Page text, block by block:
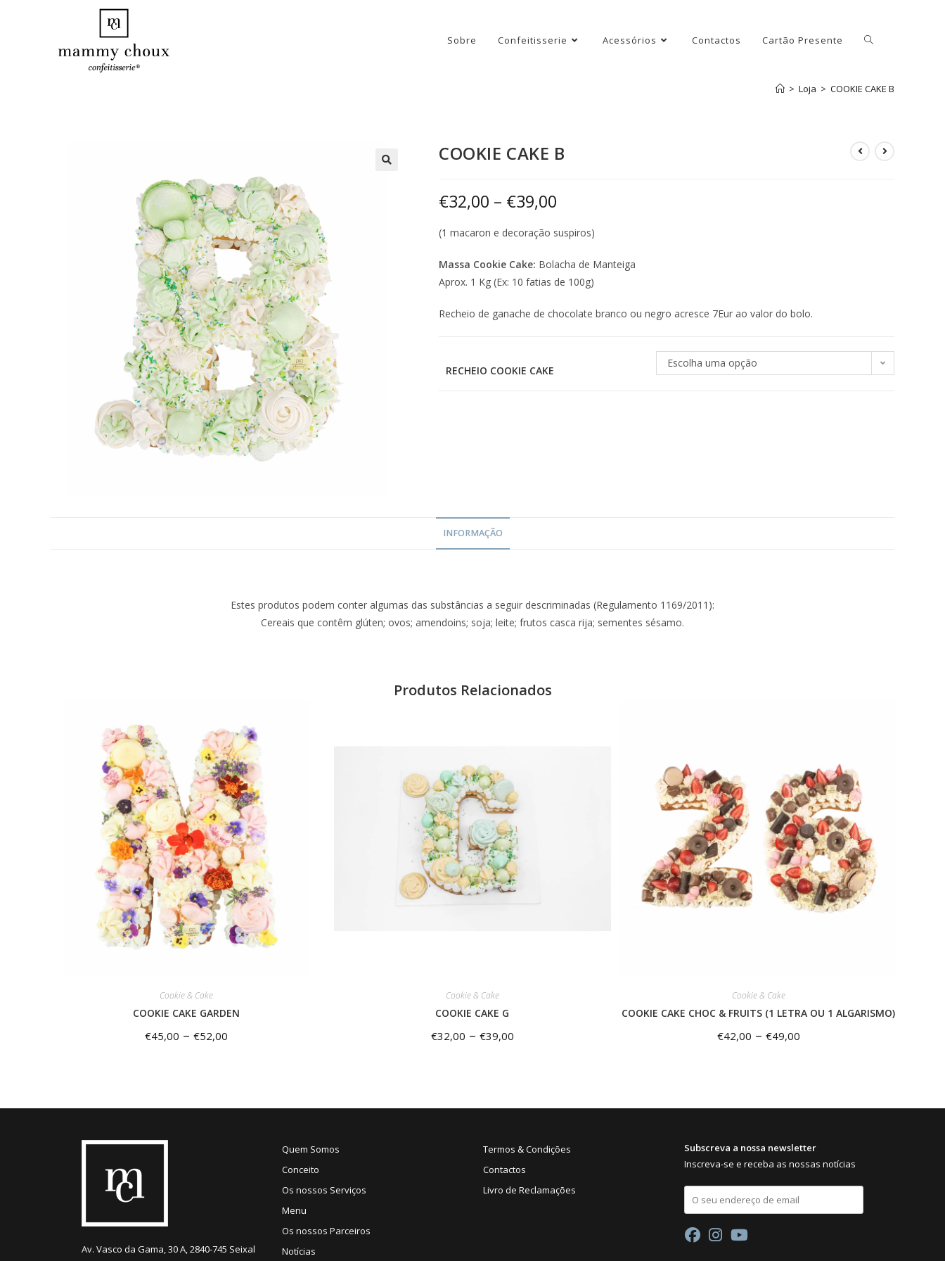
Sobre Confeitisserie Acessórios Contactos Cartão Presente
> Loja > COOKIE CAKE B
COOKIE CAKE B
€32,00 – €39,00
(1 macaron e decoração suspiros)
Massa Cookie Cake: Bolacha de Manteiga
Aprox. 1 Kg (Ex: 10 fatias de 100g)
Recheio de ganache de chocolate branco ou negro acresce 7Eur ao valor do bolo.
RECHEIO COOKIE CAKE
Escolha uma opção
INFORMAÇÃO
Estes produtos podem conter algumas das substâncias a seguir descriminadas (Regulamento 1169/2011):
Cereais que contêm glúten; ovos; amendoins; soja; leite; frutos casca rija; sementes sésamo.
Produtos Relacionados
Cookie & Cake
COOKIE CAKE GARDEN
€45,00 – €52,00
Cookie & Cake
COOKIE CAKE G
€32,00 – €39,00
Cookie & Cake
COOKIE CAKE CHOC & FRUITS (1 LETRA OU 1 ALGARISMO)
€42,00 – €49,00
Av. Vasco da Gama, 30 A, 2840-745 Seixal
Quem Somos
Conceito
Os nossos Serviços
Menu
Os nossos Parceiros
Notícias
Termos & Condições
Contactos
Livro de Reclamações
Subscreva a nossa newsletter
Inscreva-se e receba as nossas notícias
E
a
l